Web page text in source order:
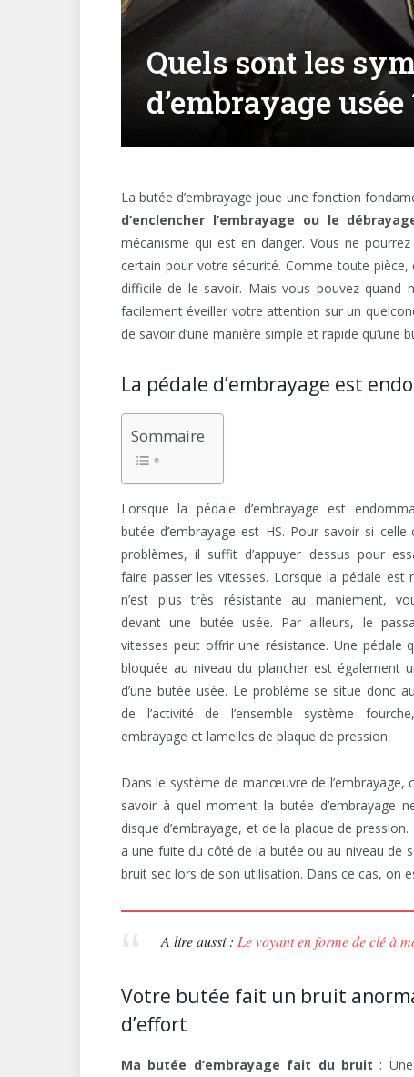
Quels sont les
d’embrayage usée
La butée d’embrayage joue une fonction
d’enclencher l’embrayage ou le
mécanisme qui est en danger. Vous ne
certain pour votre sécurité. Comme toute pièce,
difficile de le savoir. Mais vous pouvez quand
facilement éveiller votre attention sur un
de savoir d’une manière simple et rapide qu’une
La pédale d’embrayage est
Sommaire
Lorsque la pédale d’embrayage est
butée d’embrayage est HS. Pour savoir si
problèmes, il suffit d’appuyer dessus pour
faire passer les vitesses. Lorsque la pédale est
n’est plus très résistante au maniement,
devant une butée usée. Par ailleurs, le
vitesses peut offrir une résistance. Une pédale
bloquée au niveau du plancher est également
d’une butée usée. Le problème se situe donc
de l’activité de l’ensemble système
embrayage et lamelles de plaque de pression.
Dans le système de manœuvre de
savoir à quel moment la butée d’embrayage
disque d’embrayage, et de la plaque de
a une fuite du côté de la butée ou au niveau
bruit sec lors de son utilisation. Dans ce cas, on
A lire aussi : Le voyant en forme de clé à
Votre butée fait un bruit
d’effort
Ma butée d’embrayage fait du bruit :